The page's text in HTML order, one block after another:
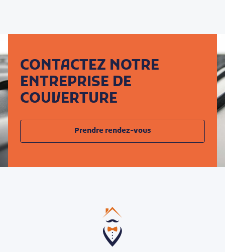
CONTACTEZ NOTRE
ENTREPRISE DE
COUVERTURE
Prendre rendez-vous